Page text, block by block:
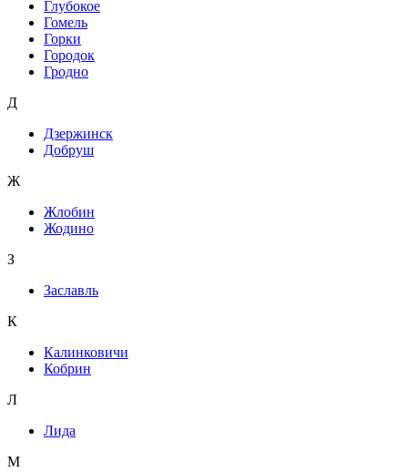
Глубокое
Гомель
Горки
Городок
Гродно
Д
Дзержинск
Добруш
Ж
Жлобин
Жодино
З
Заславль
К
Калинковичи
Кобрин
Л
Лида
М